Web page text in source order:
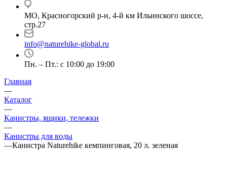
МО, Красногорский р-н, 4-й км Ильинского шоссе,
стр.27
info@naturehike-global.ru
Пн. – Пт.: с 10:00 до 19:00
Главная
—
Каталог
—
Канистры, ящики, тележки
—
Канистры для воды
—Канистра Naturehike кемпинговая, 20 л. зеленая